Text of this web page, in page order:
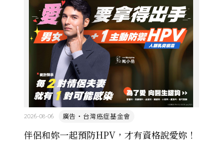
伴侶和妳一起預防HPV，才有資格說愛妳！
廣告・台灣癌症基金會
2026-08-06